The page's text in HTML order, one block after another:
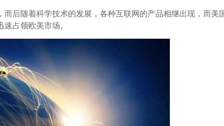
后随着科学技术的发展，各种互联网的产品相继出现，而美
占领欧美市场。